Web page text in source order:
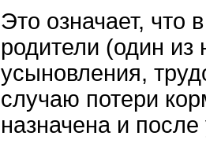
Это означает, что
родители (один
усыновления,
случаю потери
назначена и